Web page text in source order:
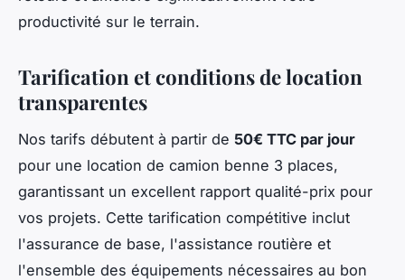
productivité sur le terrain.
Tarification et conditions de location
transparentes
Nos tarifs débutent à partir de 50€ TTC par jour
pour une location de camion benne 3 places,
garantissant un excellent rapport qualité-prix pour
vos projets. Cette tarification compétitive inclut
l'assurance de base, l'assistance routière et
l'ensemble des équipements nécessaires au bon